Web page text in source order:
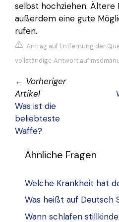
selbst hochziehen. Ältere
außerdem eine gute
rufen.
Antrag auf Entfernung der
vollständige Antwort auf
← Vorheriger
Artikel
Was ist die
beliebteste
Waffe?
Ähnliche Fragen
Welche Krankheit hat
Was heißt auf Deutsch
Wann schlafen